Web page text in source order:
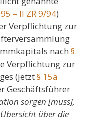
– II ZR 9/94)
Verpflichtung zur
nach §
Verpflichtung zur
(jetzt§ 15a
Geschäftsführer
sorgen [muss],
über die